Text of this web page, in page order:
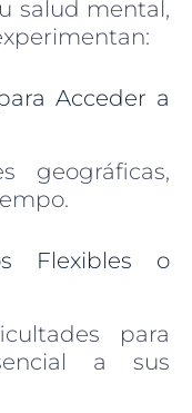
salud mental,
Acceder a
geográficas,
Flexibles o
para
a sus